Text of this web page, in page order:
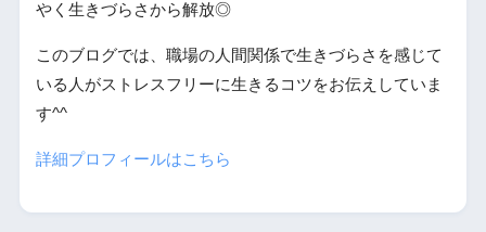
やく生きづらさから解放◎
このブログでは、職場の人間関係で生きづらさを感じて
いる人がストレスフリーに生きるコツをお伝えしていま
す^^
詳細プロフィールはこちら